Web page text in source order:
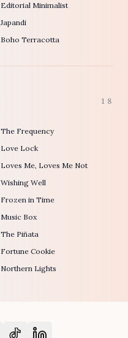
Editorial Minimalist
Japandi
Boho Terracotta
18
The Frequency
Love Lock
Loves Me, Loves Me Not
Wishing Well
Frozen in Time
Music Box
The Piñata
Fortune Cookie
Northern Lights